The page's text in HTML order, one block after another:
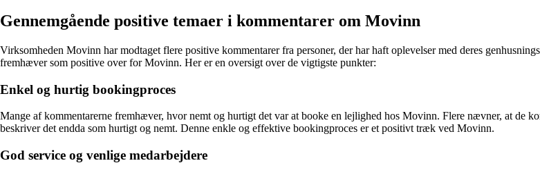
Gennemgående positive temaer i kommentarer om Movinn
Virksomheden Movinn har modtaget flere positive kommentarer fra personer, der har haft oplevelser med deres
fremhæver som positive over for Movinn. Her er en oversigt over de vigtigste punkter:
Enkel og hurtig bookingproces
Mange af kommentarerne fremhæver, hvor nemt og hurtigt det var at booke en lejlighed hos Movinn. Flere nævner, at de
beskriver det endda som hurtigt og nemt. Denne enkle og effektive bookingproces er et positivt træk ved Movinn.
God service og venlige medarbejdere